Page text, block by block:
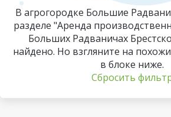
В агрогородке Большие
разделе "Аренда
Больших Радваничах
найдено. Но взгляните на
в блоке ниже.
Сбросить